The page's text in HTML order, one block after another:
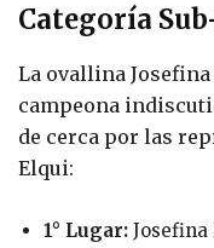
Categoría
La ovallina
campeona
de cerca por las
Elqui:
1° Lugar: Josefina